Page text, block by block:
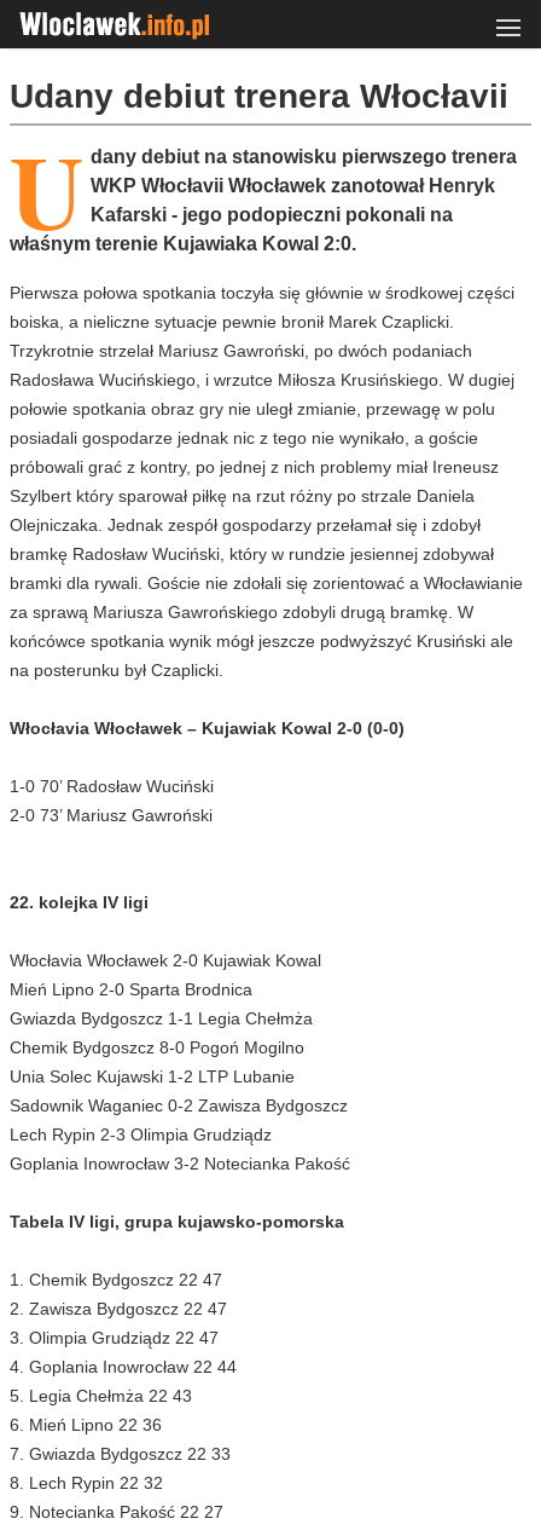
Udany debiut trenera Włocłavii
U dany debiut na stanowisku pierwszego trenera
WKP Włocłavii Włocławek zanotował Henryk
Kafarski - jego podopieczni pokonali na
właśnym terenie Kujawiaka Kowal 2:0.
Pierwsza połowa spotkania toczyła się głównie w środkowej części
boiska, a nieliczne sytuacje pewnie bronił Marek Czaplicki.
Trzykrotnie strzelał Mariusz Gawroński, po dwóch podaniach
Radosława Wucińskiego, i wrzutce Miłosza Krusińskiego. W dugiej
połowie spotkania obraz gry nie uległ zmianie, przewagę w polu
posiadali gospodarze jednak nic z tego nie wynikało, a goście
próbowali grać z kontry, po jednej z nich problemy miał Ireneusz
Szylbert który sparował piłkę na rzut różny po strzale Daniela
Olejniczaka. Jednak zespół gospodarzy przełamał się i zdobył
bramkę Radosław Wuciński, który w rundzie jesiennej zdobywał
bramki dla rywali. Goście nie zdołali się zorientować a Włocławianie
za sprawą Mariusza Gawrońskiego zdobyli drugą bramkę. W
końcówce spotkania wynik mógł jeszcze podwyższyć Krusiński ale
na posterunku był Czaplicki.
Włocłavia Włocławek – Kujawiak Kowal 2-0 (0-0)
1-0 70’ Radosław Wuciński
2-0 73’ Mariusz Gawroński
22. kolejka IV ligi
Włocłavia Włocławek 2-0 Kujawiak Kowal
Mień Lipno 2-0 Sparta Brodnica
Gwiazda Bydgoszcz 1-1 Legia Chełmża
Chemik Bydgoszcz 8-0 Pogoń Mogilno
Unia Solec Kujawski 1-2 LTP Lubanie
Sadownik Waganiec 0-2 Zawisza Bydgoszcz
Lech Rypin 2-3 Olimpia Grudziądz
Goplania Inowrocław 3-2 Notecianka Pakość
Tabela IV ligi, grupa kujawsko-pomorska
1. Chemik Bydgoszcz 22 47
2. Zawisza Bydgoszcz 22 47
3. Olimpia Grudziądz 22 47
4. Goplania Inowrocław 22 44
5. Legia Chełmża 22 43
6. Mień Lipno 22 36
7. Gwiazda Bydgoszcz 22 33
8. Lech Rypin 22 32
9. Notecianka Pakość 22 27